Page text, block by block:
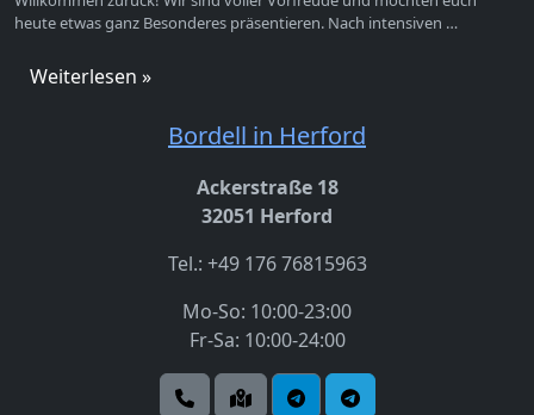
heute etwas ganz Besonderes präsentieren. Nach intensiven …
Weiterlesen »
Bordell in Herford
Ackerstraße 18
32051 Herford
Tel.: +49 176 76815963
Mo-So: 10:00-23:00
Fr-Sa: 10:00-24:00